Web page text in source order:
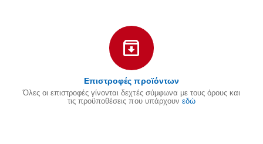
Επιστροφές προϊόντων
Όλες οι επιστροφές γίνονται δεχτές σύμφωνα με τους όρους και
τις προϋποθέσεις που υπάρχουν εδώ